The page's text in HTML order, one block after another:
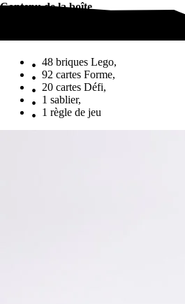
Contenu de la boîte
48 briques Lego,
92 cartes Forme,
20 cartes Défi,
1 sablier,
1 règle de jeu